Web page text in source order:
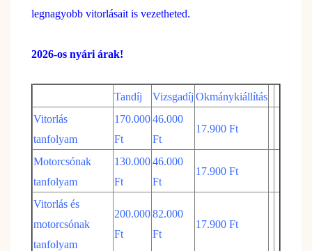
legnagyobb vitorlásait is vezetheted.
2026-os nyári árak!
Tandíj Vizsgadíj Okmánykiállítás
Vitorlás
tanfolyam
170.000
Ft
46.000
Ft
17.900 Ft
Motorcsónak
tanfolyam
130.000
Ft
46.000
Ft
17.900 Ft
Vitorlás és
motorcsónak
tanfolyam
200.000
Ft
82.000
Ft
17.900 Ft